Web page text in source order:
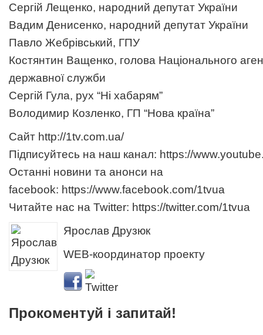
Сергій Лещенко, народний депутат України
Вадим Денисенко, народний депутат України
Павло Жебрівський, ГПУ
Костянтин Ващенко, голова Національного
державної служби
Сергій Гула, рух “Ні хабарям”
Володимир Козленко, ГП “Нова країна”
Сайт http://1tv.com.ua/
Підписуйтесь на наш канал: https://
Останні новини та анонси на
facebook: https://www.facebook.com/1tvua
Читайте нас на Twitter: https://twitter.com/1tvua
Ярослав Друзюк
WEB-координатор проекту
Прокоментуй і запитай!